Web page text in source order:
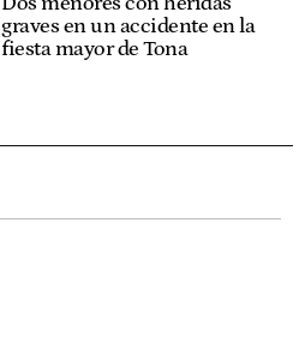
graves en un accidente en la
fiesta mayor de Tona